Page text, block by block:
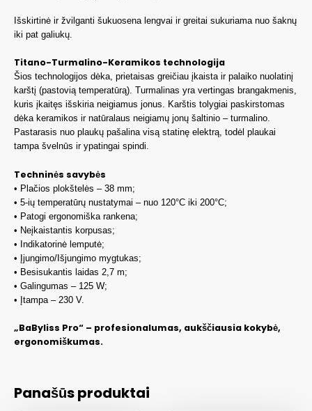
Išskirtinė ir žvilganti šukuosena lengvai ir greitai sukuriama nuo šaknų
iki pat galiukų.
Titano-Turmalino-Keramikos technologija
Šios technologijos dėka, prietaisas greičiau įkaista ir palaiko nuolatinį
karštį (pastovią temperatūrą). Turmalinas yra vertingas brangakmenis,
kuris įkaitęs išskiria neigiamus jonus. Karštis tolygiai paskirstomas
dėka keramikos ir natūralaus neigiamų jonų šaltinio – turmalino.
Pastarasis nuo plaukų pašalina visą statinę elektrą, todėl plaukai
tampa švelnūs ir ypatingai spindi.
Techninės savybės
• Plačios plokštelės – 38 mm;
• 5-ių temperatūrų nustatymai – nuo 120°C iki 200°C;
• Patogi ergonomiška rankena;
• Neįkaistantis korpusas;
• Indikatorinė lemputė;
• Įjungimo/Išjungimo mygtukas;
• Besisukantis laidas 2,7 m;
• Galingumas – 125 W;
• Įtampa – 230 V.
„BaByliss Pro“ – profesionalumas, aukščiausia kokybė,
ergonomiškumas.
Panašūs produktai